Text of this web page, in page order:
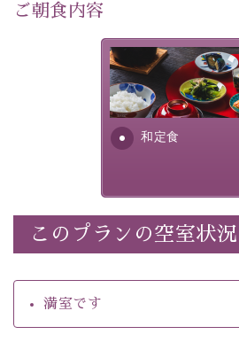
滞在いただけるよう
30項目以上からなる独自の衛生・
徹底した衛生管理を行っており
----------------------------------------------
・宿泊料金5%OFF
・諏訪大社4社を巡る無料参拝バ
・館内着をご用意
・就寝用パジャマをご用意
・館内フリーWi-Fi
・駐車場完備
・チェックイン15時、チェック
ご朝食内容
和定食
さっぱりとした和食
れる食材は、諏訪の
ふんだんに取り入れ
安全を心掛けた長野
このプランの空室状況
満室です